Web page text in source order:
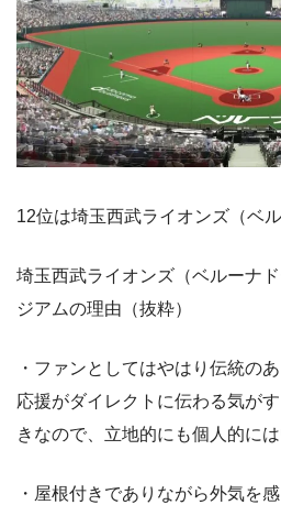
12位は埼玉西武ライオンズ（ベル
埼玉西武ライオンズ（ベルーナ
ジアムの理由（抜粋）
・ファンとしてはやはり伝統の
応援がダイレクトに伝わる気が
きなので、立地的にも個人的に
・屋根付きでありながら外気を